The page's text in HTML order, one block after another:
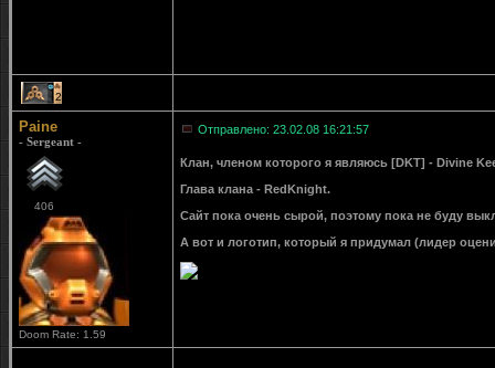
2
Paine
- Sergeant -
406
Doom Rate: 1.59
Отправлено: 23.02.08 16:21:57
Клан, членом которого я являюсь [DKT] - Divine
Глава клана - RedKnight.
Сайт пока очень сырой, поэтому пока не буду
А вот и логотип, который я придумал (лидер